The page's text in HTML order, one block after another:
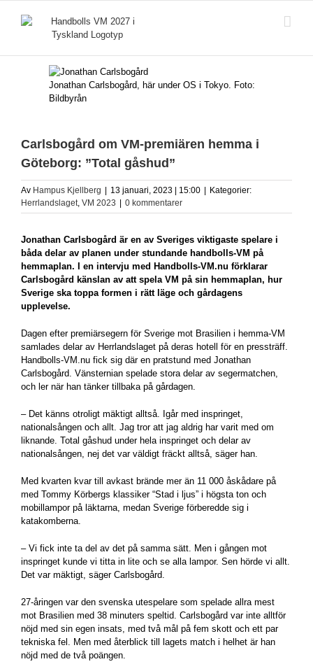
Jonathan Carlsbogård, här under OS i Tokyo. Foto:
Bildbyrån
Carlsbogård om VM-premiären hemma i
Göteborg: ”Total gåshud”
Av Hampus Kjellberg 13 januari, 2023 | 15:00
Kategorier:
Herrlandslaget, VM 2023 0 kommentarer
Jonathan Carlsbogård är en av Sveriges viktigaste spelare i
båda delar av planen under stundande handbolls-VM på
hemmaplan. I en intervju med Handbolls-VM.nu förklarar
Carlsbogård känslan av att spela VM på sin hemmaplan, hur
Sverige ska toppa formen i rätt läge och gårdagens
upplevelse.
Dagen efter premiärsegern för Sverige mot Brasilien i hemma-VM
samlades delar av Herrlandslaget på deras hotell för en pressträff.
Handbolls-VM.nu fick sig där en pratstund med Jonathan
Carlsbogård. Vänsternian spelade stora delar av segermatchen,
och ler när han tänker tillbaka på gårdagen.
– Det känns otroligt mäktigt alltså. Igår med inspringet,
nationalsången och allt. Jag tror att jag aldrig har varit med om
liknande. Total gåshud under hela inspringet och delar av
nationalsången, nej det var väldigt fräckt alltså, säger han.
Med kvarten kvar till avkast brände mer än 11 000 åskådare på
med Tommy Körbergs klassiker “Stad i ljus” i högsta ton och
mobillampor på läktarna, medan Sverige förberedde sig i
katakomberna.
– Vi fick inte ta del av det på samma sätt. Men i gången mot
inspringet kunde vi titta in lite och se alla lampor. Sen hörde vi allt.
Det var mäktigt, säger Carlsbogård.
27-åringen var den svenska utespelare som spelade allra mest
mot Brasilien med 38 minuters speltid. Carlsbogård var inte alltför
nöjd med sin egen insats, med två mål på fem skott och ett par
tekniska fel. Men med återblick till lagets match i helhet är han
nöjd med de två poängen.